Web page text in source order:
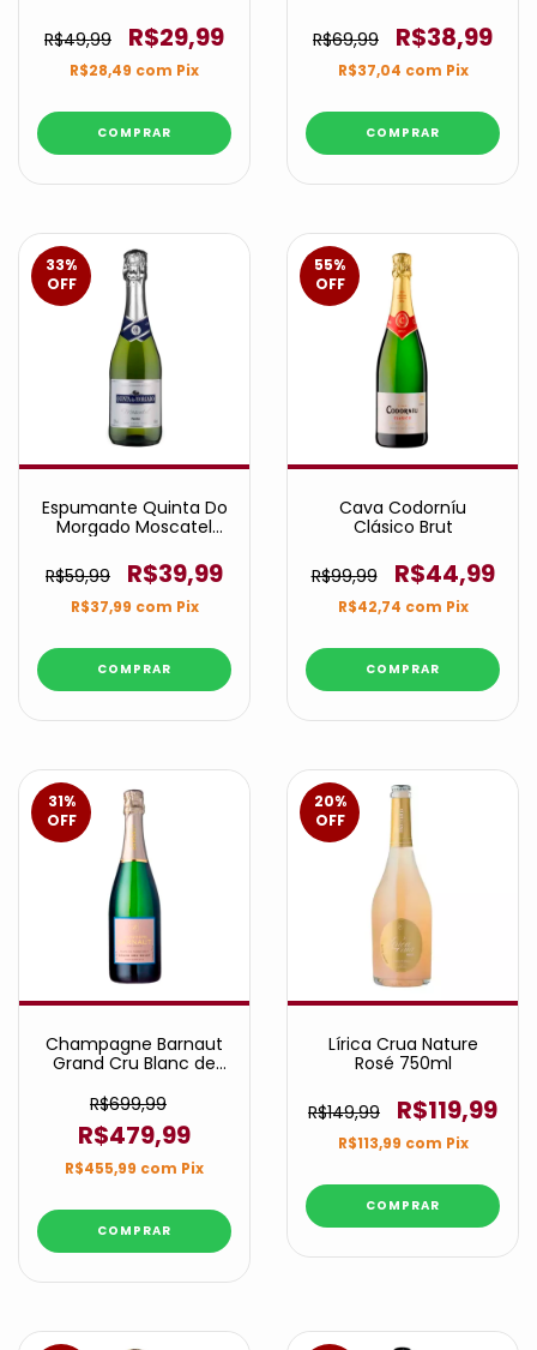
R$49,99
R$29,99
R$28,49 com Pix
R$69,99 R$38,99
R$37,04 com Pix
33%
OFF
Espumante Quinta Do
Morgado Moscatel
R$59,99
R$39,99
R$37,99 com Pix
55%
OFF
Cava Codorníu
Clásico Brut
R$99,99 R$44,99
R$42,74 com Pix
31%
OFF
Champagne Barnaut
Grand Cru Blanc de
R$699,99
R$479,99
R$455,99 com Pix
20%
OFF
Lírica Crua Nature
Rosé 750ml
R$149,99 R$119,99
R$113,99 com Pix